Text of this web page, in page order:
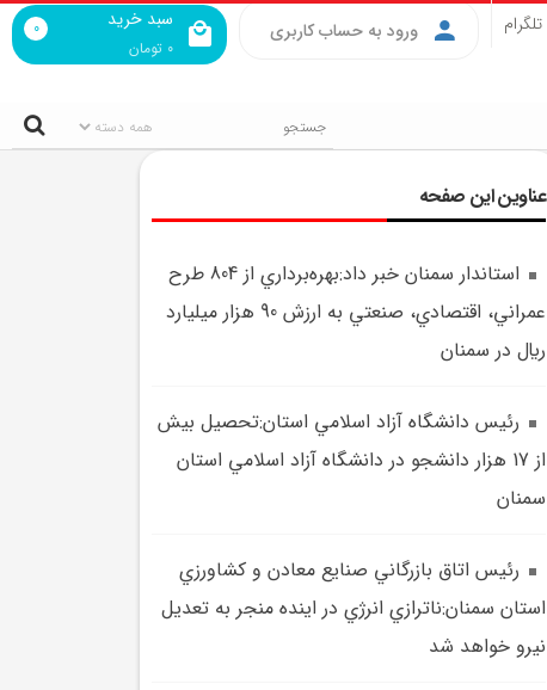
سبد خرید
0 تومان
0 ورود به حساب کاربری تلگرام
عناوین این صفحه
استاندار سمنان خبر داد:بهره‌برداري از 804 طرح
عمراني، اقتصادي، صنعتي به ارزش 90 هزار ميليارد
ريال در سمنان
رئيس دانشگاه آزاد اسلامي استان:تحصيل بيش
از 17 هزار دانشجو در دانشگاه آزاد اسلامي استان
سمنان
رئيس اتاق بازرگاني صنايع معادن و کشاورزي
استان سمنان:ناترازي انرژي در اينده منجر به تعديل
نيرو خواهد شد